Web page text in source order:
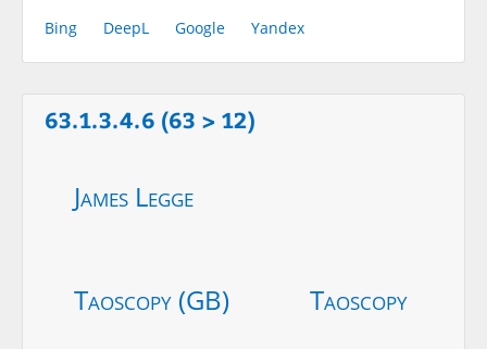
Bing DeepL Google Yandex
63.1.3.4.6 (63 > 12)
James Legge
Taoscopy (GB) Taoscopy